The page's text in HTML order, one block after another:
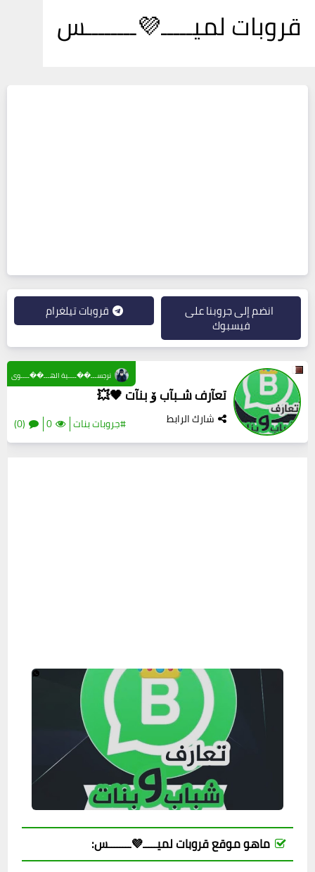
قروبات لميـــــ💜ــــــــس
انضم إلى جروبنا على
فيسبوك
قروبات تيلغرام
تعآرف شـبآب ۆ بنآت 🖤💥
شارك الرابط #جروبات بنات 0
(0)
نرجســـ��ــــية الهـــ��ــــوى
ماهو موقع قروبات لميـــــ💜ــــــــس: